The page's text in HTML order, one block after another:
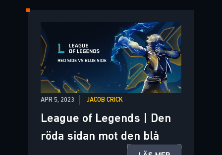
APR 5, 2023 JACOB CRICK
League of Legends | Den
röda sidan mot den blå